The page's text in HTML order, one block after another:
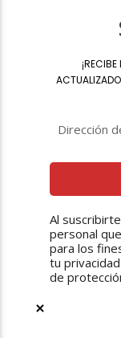
¡RECIBE
Al
personal
para los
tu
de